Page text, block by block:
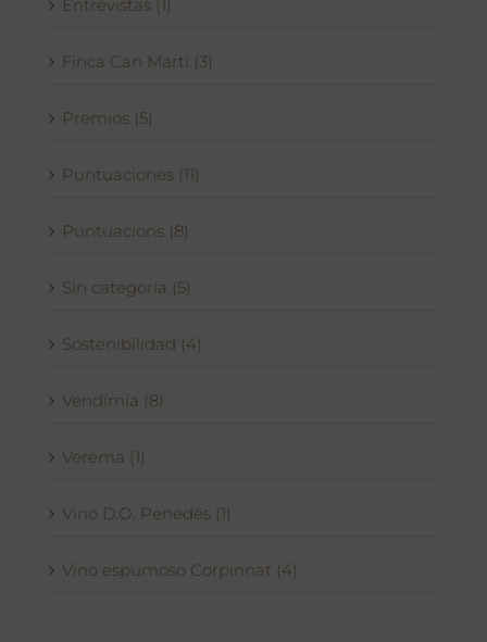
Entrevistas (1)
Finca Can Martí (3)
Premios (5)
Puntuaciones (11)
Puntuacions (8)
Sin categoría (5)
Sostenibilidad (4)
Vendímia (8)
Verema (1)
Vino D.O. Penedès (1)
Vino espumoso Corpinnat (4)